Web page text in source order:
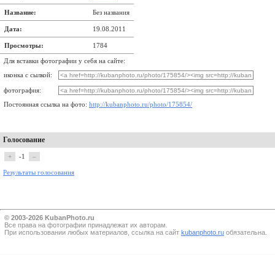
Название: Без названия
Дата: 19.08.2011
Просмотры: 1784
Для вставки фотографии у себя на сайте:
иконка с сылкой:
фотография:
Постоянная ссылка на фото: http://kubanphoto.ru/photo/175854/
Голосование
+ -1 –
Результаты голосования
© 2003-2026 KubanPhoto.ru
Все прaва на фотографии принадлежат их авторам.
При использовании любых материалов, ссылка на сайт kubanphoto.ru обязательна.